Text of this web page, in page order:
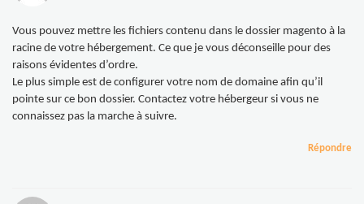
Vous pouvez mettre les fichiers contenu dans le dossier magento à la
racine de votre hébergement. Ce que je vous déconseille pour des
raisons évidentes d’ordre.
Le plus simple est de configurer votre nom de domaine afin qu’il
pointe sur ce bon dossier. Contactez votre hébergeur si vous ne
connaissez pas la marche à suivre.
Répondre